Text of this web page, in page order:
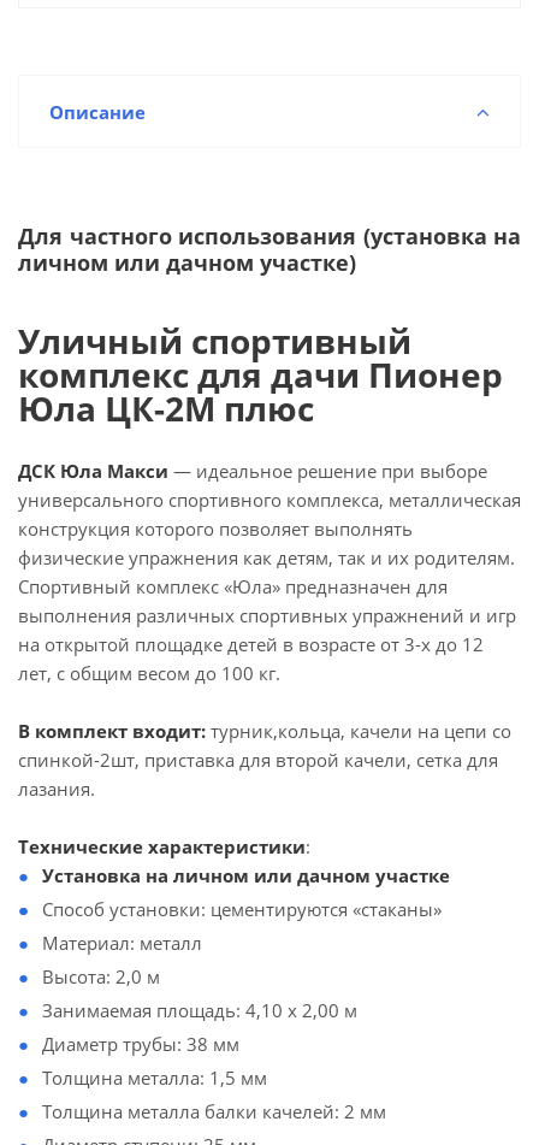
Описание
Для частного использования (установка на
личном или дачном участке)
Уличный спортивный
комплекс для дачи Пионер
Юла ЦК-2М плюс
ДСК Юла Макси — идеальное решение при выборе
универсального спортивного комплекса, металлическая
конструкция которого позволяет выполнять
физические упражнения как детям, так и их родителям.
Спортивный комплекс «Юла» предназначен для
выполнения различных спортивных упражнений и игр
на открытой площадке детей в возрасте от 3-х до 12
лет, с общим весом до 100 кг.
В комплект входит: турник,кольца, качели на цепи со
спинкой-2шт, приставка для второй качели, сетка для
лазания.
Технические характеристики:
Установка на личном или дачном участке
Способ установки: цементируются «стаканы»
Материал: металл
Высота: 2,0 м
Занимаемая площадь: 4,10 х 2,00 м
Диаметр трубы: 38 мм
Толщина металла: 1,5 мм
Толщина металла балки качелей: 2 мм